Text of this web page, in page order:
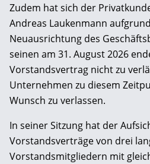
Zudem hat sich der
Andreas Laukenmann
Neuausrichtung des
seinen am 31. August 2026
Vorstandsvertrag nicht zu
Unternehmen zu diesem
Wunsch zu verlassen.
In seiner Sitzung hat der
Vorstandsverträge von drei
Vorstandsmitgliedern mit